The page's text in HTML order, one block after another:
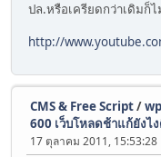
ปล.หรือเครียดกว่าเดิมก็ไ
http://
CMS & Free Script/
600 เว็บโหลดช้าแก้ยังไ
17 ตุลาคม 2011, 15:53:28